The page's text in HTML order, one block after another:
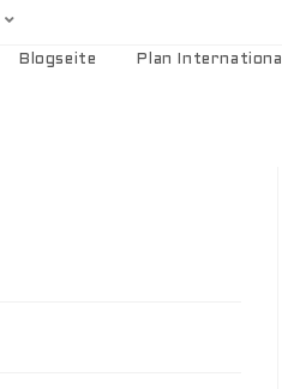
Blogseite Plan International